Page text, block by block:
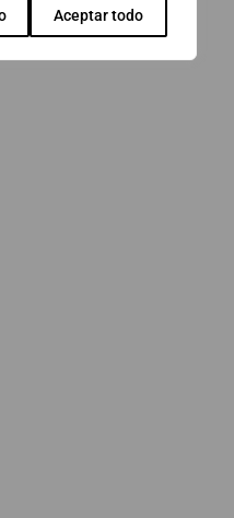
Aceptar todo